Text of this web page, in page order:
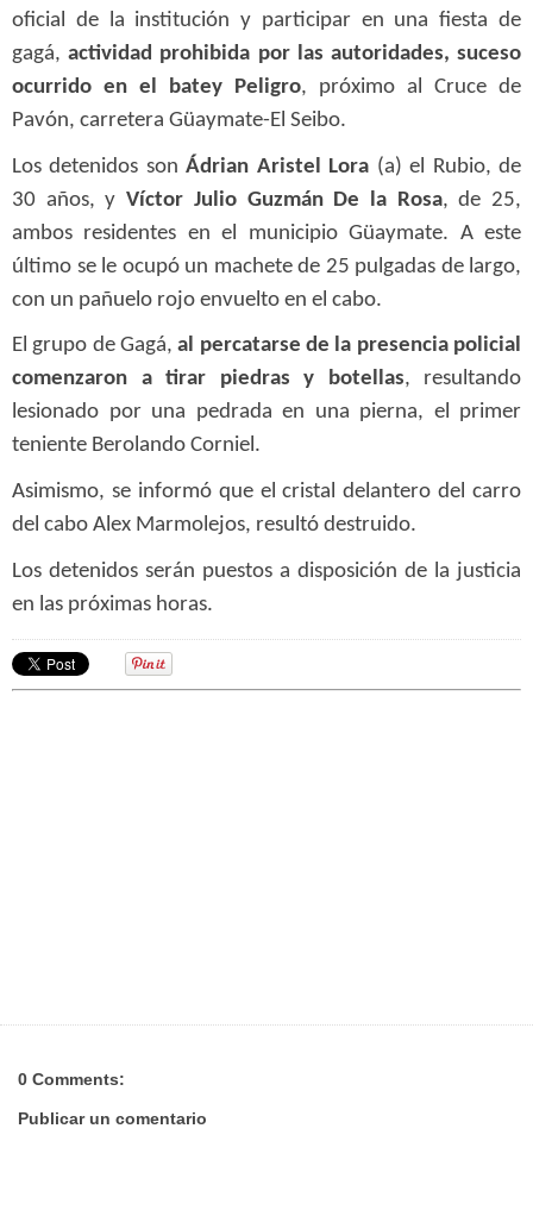
oficial de la institución y participar en una fiesta de
gagá,actividad prohibida por las autoridades, suceso
ocurrido en el batey Peligro, próximo al Cruce de
Pavón, carretera Güaymate-El Seibo.
Los detenidos sonÁdrian Aristel Lora (a) el Rubio, de
30 años, yVíctor Julio Guzmán De la Rosa, de 25,
ambos residentes en el municipio Güaymate. A este
último se le ocupó un machete de 25 pulgadas de largo,
con un pañuelo rojo envuelto en el cabo.
El grupo de Gagá,al percatarse de la presencia policial
comenzaron a tirar piedras y botellas, resultando
lesionado por una pedrada en una pierna, el primer
teniente Berolando Corniel.
Asimismo, se informó que el cristal delantero del carro
del cabo Alex Marmolejos, resultó destruido.
Los detenidos serán puestos a disposición de la justicia
en las próximas horas.
0 Comments:
Publicar un comentario